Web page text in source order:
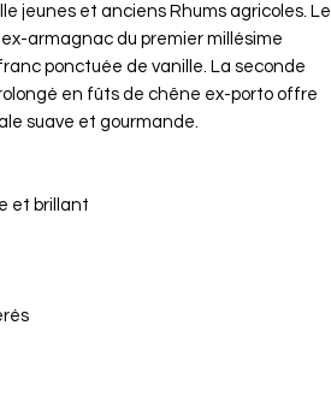
jeunes et anciens Rhums agricoles. Le
armagnac du premier millésime
ponctuée de vanille. La seconde
en fûts de chêne ex-porto offre
suave et gourmande.
et brillant